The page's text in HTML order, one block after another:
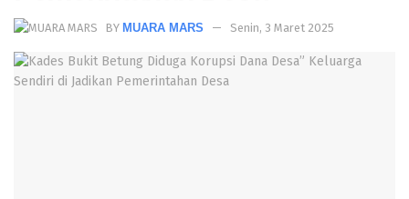
BY MUARA MARS Senin, 3 Maret 2025